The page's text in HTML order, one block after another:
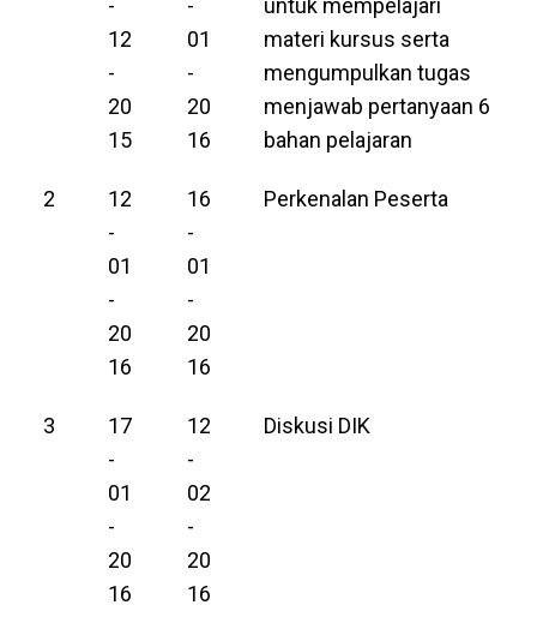
-
12
-
20
15
-
01
-
20
16
untuk mempelajari
materi kursus serta
mengumpulkan tugas
menjawab pertanyaan 6
bahan pelajaran
2
12
-
01
-
20
16
16
-
01
-
20
16
Perkenalan Peserta
3
17
-
01
-
20
16
12
-
02
-
20
16
Diskusi DIK